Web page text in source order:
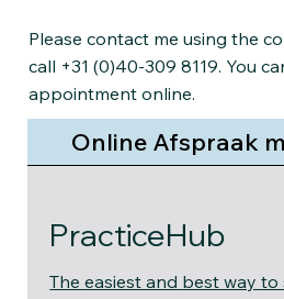
Please contact me using the
call +31 (0)40-309 8119. You
appointment online.
Online Afspraak
PracticeHub
The easiest and best way to